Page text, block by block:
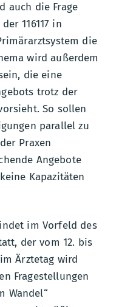
auch die Frage
116117 in
die
wird außerdem
die eine
trotz der
So sollen
parallel zu
Praxen
Angebote
Kapazitäten
im Vorfeld des
der vom 12. bis
Ärztetag wird
Fragestellungen
Wandel“